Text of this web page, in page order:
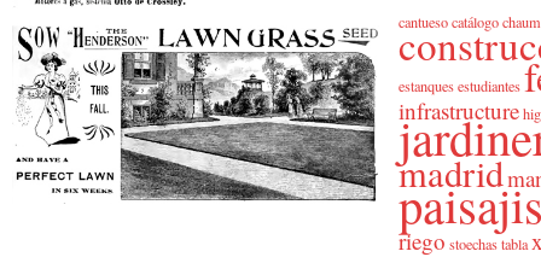
cantuesocatálogo
estanquesestudiantes
infrastructure
madrid
riego stoechastabla